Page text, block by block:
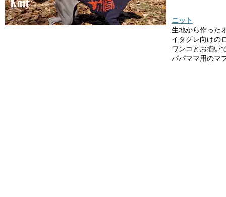
ニット
生地から作った
イタグレ向けの
ワンコとお揃い
パパママ用のマ